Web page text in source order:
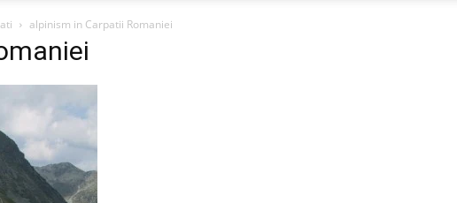
alpinism in Carpatii Romaniei